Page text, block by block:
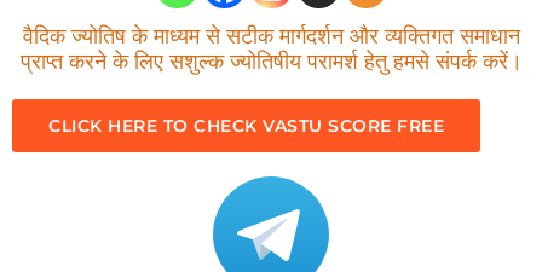
वैदिक ज्योतिष के माध्यम से सटीक मार्गदर्शन और व्यक्तिगत समाधान
प्राप्त करने के लिए सशुल्क ज्योतिषीय परामर्श हेतु हमसे संपर्क करें।
CLICK HERE TO CHECK VASTU SCORE FREE